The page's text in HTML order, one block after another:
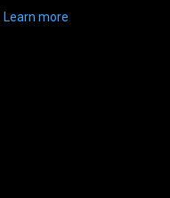
Learn more